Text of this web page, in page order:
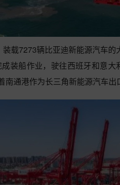
装载7273辆比亚迪新能源汽车的
装船作业，驶往西班牙和意
南通港作为长三角新能源汽车